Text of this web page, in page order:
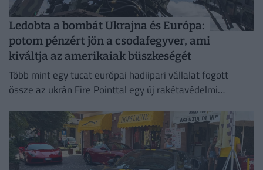
Ledobta a bombát Ukrajna és Európa:
potom pénzért jön a csodafegyver, ami
kiváltja az amerikaiak büszkeségét
Több mint egy tucat európai hadiipari vállalat fogott
össze az ukrán Fire Pointtal egy új rakétavédelmi